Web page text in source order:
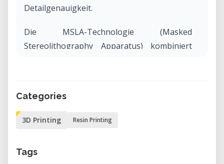
Detailgenauigkeit.
Die MSLA-Technologie (Masked
Stereolithography Apparatus) kombiniert
Schmuckherstellung und technische
Anwendungen.
Die Miete eines PRUSA SL1 ermöglicht
Categories
3D Printing Resin Printing
Tags